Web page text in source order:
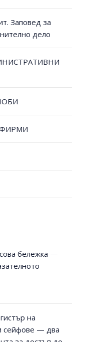
Заповед за
дело
бележка —
на
сейфове — два